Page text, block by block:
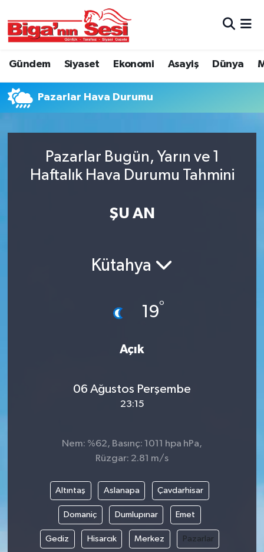
Gündem Siyaset Ekonomi Asayiş Dünya
Pazarlar Hava Durumu
Pazarlar Bugün, Yarın ve 1
Haftalık Hava Durumu Tahmini
ŞU AN
Kütahya
19°
Açık
06 Ağustos Perşembe
23:15
Nem: %62, Basınç: 1011 hpa hPa,
Rüzgar: 2.81 m/s
Altıntaş Aslanapa Çavdarhisar
Domaniç Dumlupınar Emet
Gediz Hisarcık Merkez Pazarlar
Asayiş
Belde ve Köyler
Belediye
Dünya
Resmî ilanlar
Sağlık
Çanakkale Hava Durumu
Süper Lig Puan Durumu ve Fikstür
Tüm Manşetler
Son Dakika Haberleri